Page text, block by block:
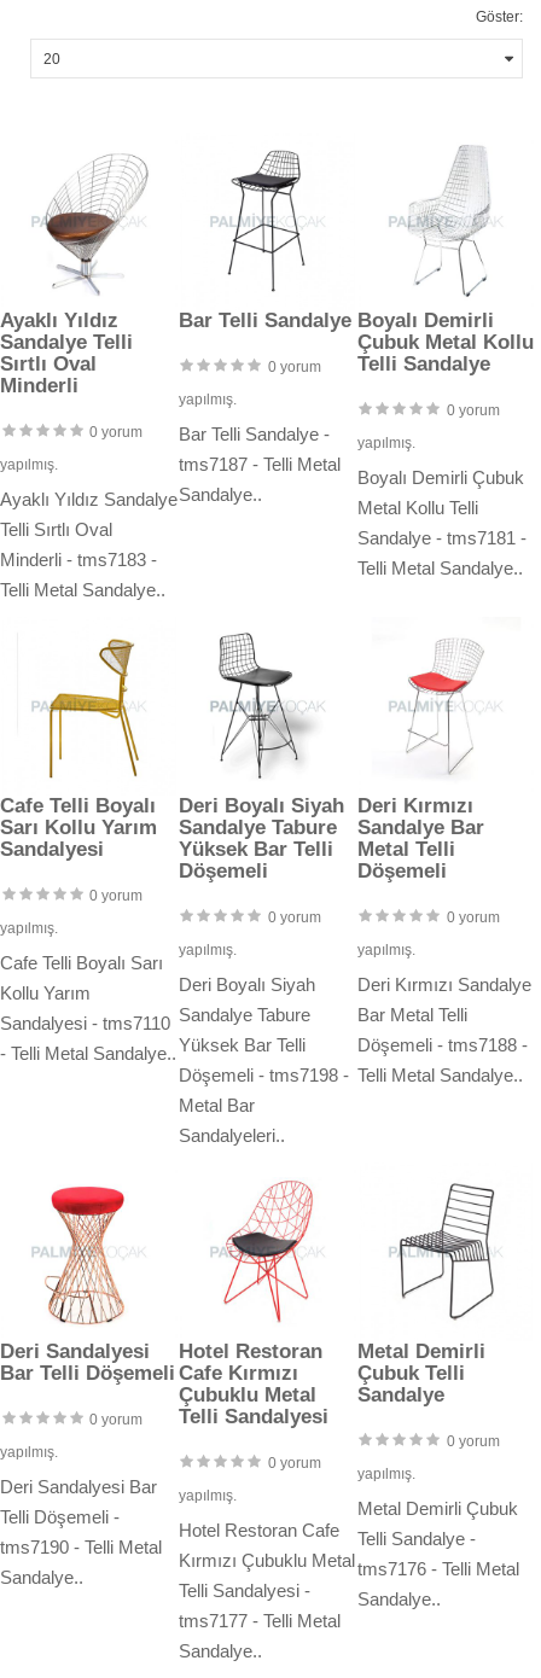
Göster:
Ayaklı Yıldız
Sandalye Telli
Sırtlı Oval
Minderli
0 yorum
yapılmış.
Ayaklı Yıldız Sandalye
Telli Sırtlı Oval
Minderli - tms7183 -
Telli Metal Sandalye..
Bar Telli Sandalye
0 yorum
yapılmış.
Bar Telli Sandalye -
tms7187 - Telli Metal
Sandalye..
Boyalı Demirli
Çubuk Metal Kollu
Telli Sandalye
0 yorum
yapılmış.
Boyalı Demirli Çubuk
Metal Kollu Telli
Sandalye - tms7181 -
Telli Metal Sandalye..
Cafe Telli Boyalı
Sarı Kollu Yarım
Sandalyesi
0 yorum
yapılmış.
Cafe Telli Boyalı Sarı
Kollu Yarım
Sandalyesi - tms7110
- Telli Metal Sandalye..
Deri Boyalı Siyah
Sandalye Tabure
Yüksek Bar Telli
Döşemeli
0 yorum
yapılmış.
Deri Boyalı Siyah
Sandalye Tabure
Yüksek Bar Telli
Döşemeli - tms7198 -
Metal Bar
Sandalyeleri..
Deri Kırmızı
Sandalye Bar
Metal Telli
Döşemeli
0 yorum
yapılmış.
Deri Kırmızı Sandalye
Bar Metal Telli
Döşemeli - tms7188 -
Telli Metal Sandalye..
Deri Sandalyesi
Bar Telli Döşemeli
0 yorum
yapılmış.
Deri Sandalyesi Bar
Telli Döşemeli -
tms7190 - Telli Metal
Sandalye..
Hotel Restoran
Cafe Kırmızı
Çubuklu Metal
Telli Sandalyesi
0 yorum
yapılmış.
Hotel Restoran Cafe
Kırmızı Çubuklu Metal
Telli Sandalyesi -
tms7177 - Telli Metal
Sandalye..
Metal Demirli
Çubuk Telli
Sandalye
0 yorum
yapılmış.
Metal Demirli Çubuk
Telli Sandalye -
tms7176 - Telli Metal
Sandalye..